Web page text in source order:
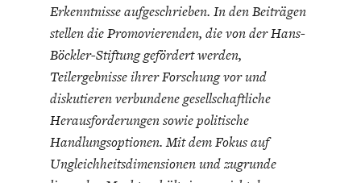
CIRCULAR ECONOMY
ENTWICKLUNGSPOLITIK
Erkenntnisse aufgeschrieben. In den Beiträgen
stellen die Promovierenden, die von der Hans-
Böckler-Stiftung gefördert werden,
Teilergebnisse ihrer Forschung vor und
diskutieren verbundene gesellschaftliche
Herausforderungen sowie politische
Handlungsoptionen. Mit dem Fokus auf
Ungleichheitsdimensionen und zugrunde